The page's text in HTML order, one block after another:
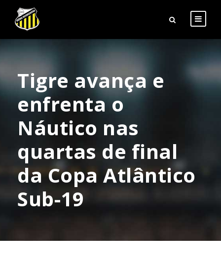
Tigre avança e
enfrenta o
Náutico nas
quartas de final
da Copa Atlântico
Sub-19